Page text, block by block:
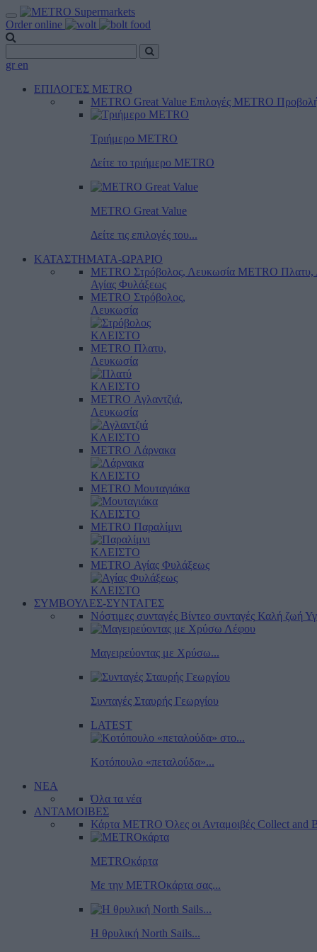
Order online
gr en
ΕΠΙΛΟΓΕΣ METRO
METRO Great Value Επιλογές METRO
Τριήμερο METRO
Δείτε το τριήμερο ΜΕTRO
METRO Great Value
Δείτε τις επιλογές του...
ΚΑΤΑΣΤΗΜΑΤΑ-ΩΡΑΡΙΟ
METRO Στρόβολος, Λευκωσία METRO Πλατυ,
Αγίας Φυλάξεως
METRO Στρόβολος,
Λευκωσία
ΚΛΕΙΣΤΟ
METRO Πλατυ,
Λευκωσία
ΚΛΕΙΣΤΟ
METRO Αγλαντζιά,
Λευκωσία
ΚΛΕΙΣΤΟ
METRO Λάρνακα
ΚΛΕΙΣΤΟ
METRO Μουταγιάκα
ΚΛΕΙΣΤΟ
METRO Παραλίμνι
ΚΛΕΙΣΤΟ
METRO Αγίας Φυλάξεως
ΚΛΕΙΣΤΟ
ΣΥΜΒΟΥΛΕΣ-ΣΥΝΤΑΓΕΣ
Νόστιμες συνταγές Βίντεο συνταγές Καλή ζωή
Μαγειρεύοντας με Χρύσω...
Συνταγές Σταυρής Γεωργίου
LATEST
Κοτόπουλο «πεταλούδα»...
ΝΕΑ
Όλα τα νέα
ΑΝΤΑΜΟΙΒΕΣ
Κάρτα METRO Όλες οι Ανταμοιβές Collect and
METROκάρτα
Με την METROκάρτα σας...
Η θρυλική North Sails...